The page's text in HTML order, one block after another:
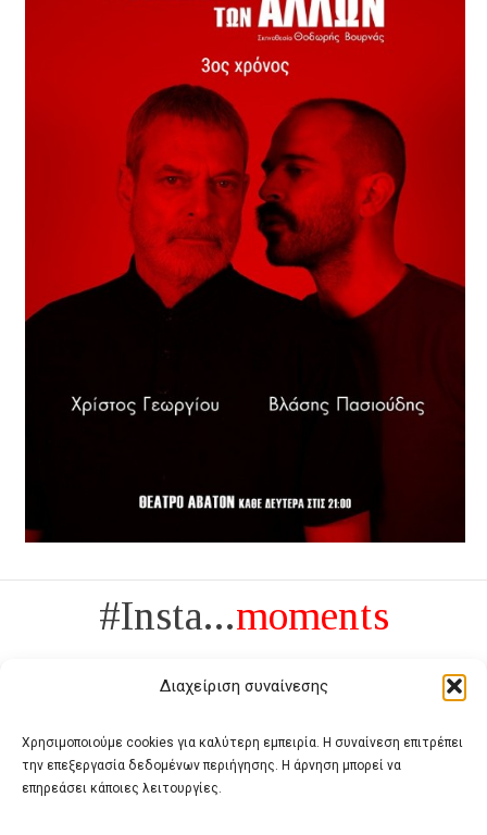
Διαχείριση συναίνεσης
Χρησιμοποιούμε cookies για καλύτερη εμπειρία. Η συναίνεση επιτρέπει
την επεξεργασία δεδομένων περιήγησης. Η άρνηση μπορεί να
επηρεάσει κάποιες λειτουργίες.
#Insta...moments
Πολυτέλεια δεν είναι το αντίθετο της ανέχειας, είναι το αντίθετο της